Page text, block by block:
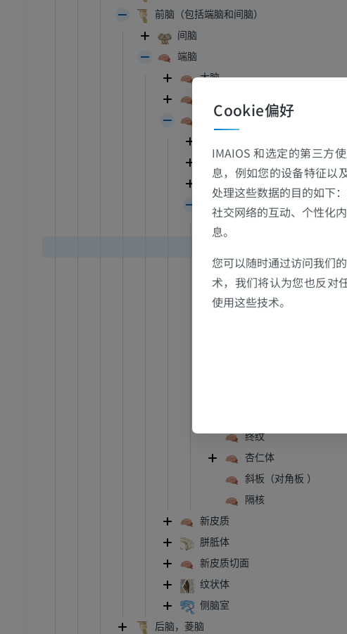
前脑（包括端脑和间脑）
间脑
端脑
大脑
嗅脑
嗅脑中隔部
锥体层
颗粒层
古皮层
终纹
杏仁体
斜板（对角板 ）
隔核
新皮质
胼胝体
新皮质切面
纹状体
侧脑室
后脑，菱脑
牛：一般解剖学
插画
免費
牛 - 骨学
插画
优质会员
Cookie偏好
IMAIOS 和选定的第三方
息，例如您的设备特征以
处理这些数据的目的如下
社交网络的互动、个性化
息。
您可以随时通过访问我们
术，我们将认为您也反
使用这些技术。